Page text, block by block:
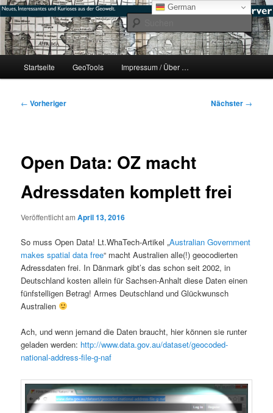
Zum
primären
Inhalt
springen#geoObserver
mikeE's GeoBlog
Startseite GeoTools Impressum / Über …
Beitragsnavigation
← Vorheriger Nächster →
Open Data: OZ macht
Adressdaten komplett frei
Veröffentlicht amApril 13, 2016
So muss Open Data! Lt.WhaTech-Artikel „Australian Government
makes spatial data free“ macht Australien alle(!) geocodierten
Adressdaten frei. In Dänmark gibt’s das schon seit 2002, in
Deutschland kosten allein für Sachsen-Anhalt diese Daten einen
fünfstelligen Betrag! Armes Deutschland und Glückwunsch
Australien
Ach, und wenn jemand die Daten braucht, hier können sie runter
geladen werden: http://www.data.gov.au/dataset/geocoded-
national-address-file-g-naf
German